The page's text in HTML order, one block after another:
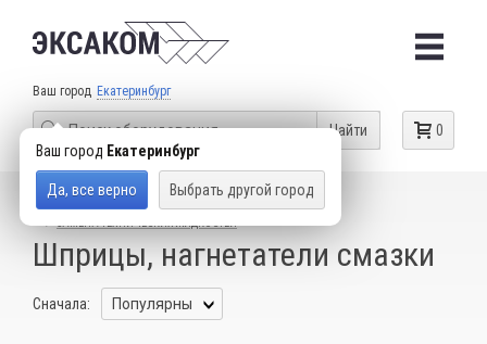
Ваш город Екатеринбург
Ваш город Екатеринбург
Да, все верно Выбрать другой город
0
Найти
КАТАЛОГ ТОВАРОВ
ГАРАЖНОЕ ОБОРУДОВАНИЕ
Сначала:
Шприцы, нагнетатели смазки